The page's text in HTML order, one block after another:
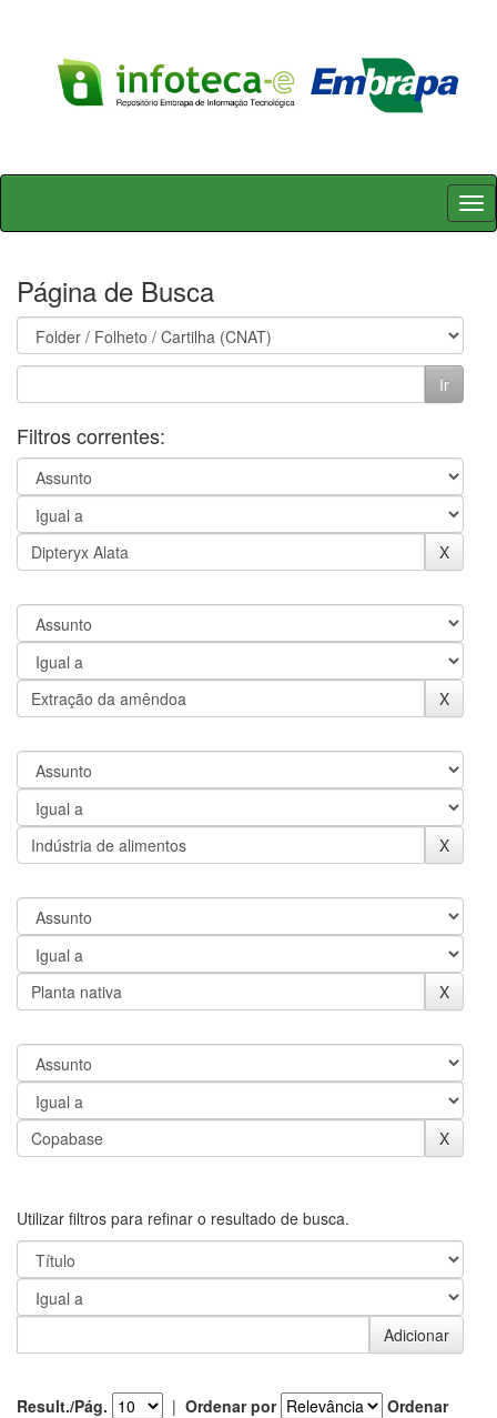
Skip
Página de Busca
Filtros correntes:
Utilizar filtros para refinar o resultado de busca.
Result./Pág. | Ordenar por
Ordenar